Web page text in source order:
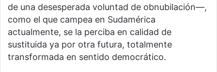
de una desesperada voluntad de obnubilación—,
como el que campea en Sudamérica
actualmente, se la perciba en calidad de
sustituida ya por otra futura, totalmente
transformada en sentido democrático.